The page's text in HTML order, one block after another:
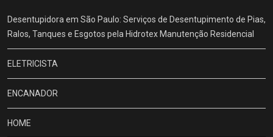
Desentupidora em São Paulo: Serviços de Desentupimento de Pias,
Ralos, Tanques e Esgotos pela Hidrotex Manutenção Residencial
ELETRICISTA
ENCANADOR
HOME